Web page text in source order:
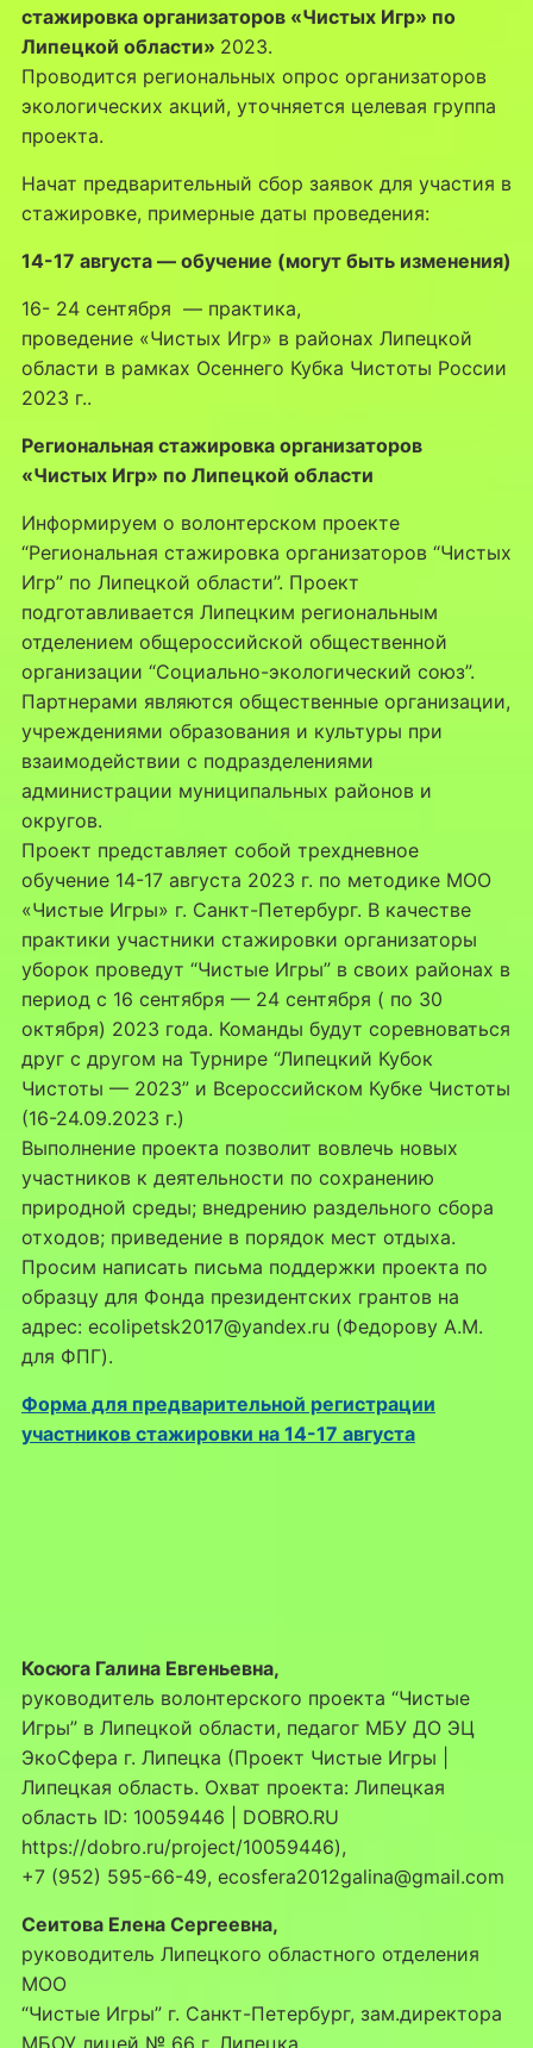
стажировка организаторов «Чистых Игр» по
Липецкой области» 2023.
Проводится региональных опрос организаторов
экологических акций, уточняется целевая группа
проекта.
Начат предварительный сбор заявок для участия в
стажировке, примерные даты проведения:
14-17 августа — обучение (могут быть изменения)
16- 24 сентября — практика,
проведение «Чистых Игр» в районах Липецкой
области в рамках Осеннего Кубка Чистоты России
2023 г..
Региональная стажировка организаторов
«Чистых Игр» по Липецкой области
Информируем о волонтерском проекте
“Региональная стажировка организаторов “Чистых
Игр” по Липецкой области”. Проект
подготавливается Липецким региональным
отделением общероссийской общественной
организации “Социально-экологический союз”.
Партнерами являются общественные организации,
учреждениями образования и культуры при
взаимодействии с подразделениями
администрации муниципальных районов и
округов.
Проект представляет собой трехдневное
обучение 14-17 августа 2023 г. по методике МОО
«Чистые Игры» г. Санкт-Петербург. В качестве
практики участники стажировки организаторы
уборок проведут “Чистые Игры” в своих районах в
период с 16 сентября — 24 сентября ( по 30
октября) 2023 года. Команды будут соревноваться
друг с другом на Турнире “Липецкий Кубок
Чистоты — 2023” и Всероссийском Кубке Чистоты
(16-24.09.2023 г.)
Выполнение проекта позволит вовлечь новых
участников к деятельности по сохранению
природной среды; внедрению раздельного сбора
отходов; приведение в порядок мест отдыха.
Просим написать письма поддержки проекта по
образцу для Фонда президентских грантов на
адрес: ecolipetsk2017@yandex.ru (Федорову А.М.
для ФПГ).
Форма для предварительной регистрации
участников стажировки на 14-17 августа
Косюга Галина Евгеньевна,
руководитель волонтерского проекта “Чистые
Игры” в Липецкой области, педагог МБУ ДО ЭЦ
ЭкоСфера г. Липецка (Проект Чистые Игры |
Липецкая область. Охват проекта: Липецкая
область ID: 10059446 | DOBRO.RU
https://dobro.ru/project/10059446),
+7 (952) 595-66-49, ecosfera2012galina@gmail.com
Сеитова Елена Сергеевна,
руководитель Липецкого областного отделения
МОО
“Чистые Игры” г. Санкт-Петербург, зам.директора
МБОУ лицей № 66 г. Липецка